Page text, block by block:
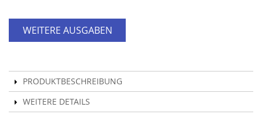
WEITERE AUSGABEN
PRODUKTBESCHREIBUNG
WEITERE DETAILS